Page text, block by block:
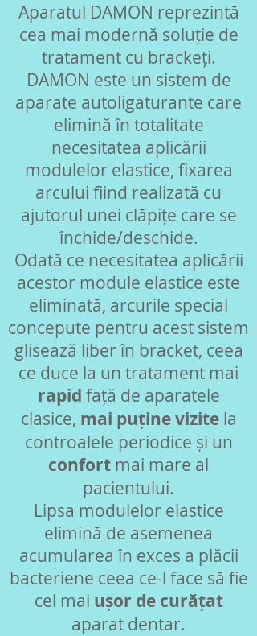
Aparatul DAMON reprezintă
cea mai modernă soluție de
tratament cu brackeți.
DAMON este un sistem de
aparate autoligaturante care
elimină în totalitate
necesitatea aplicării
modulelor elastice, fixarea
arcului fiind realizată cu
ajutorul unei clăpițe care se
închide/deschide.
Odată ce necesitatea aplicării
acestor module elastice este
eliminată, arcurile special
concepute pentru acest sistem
glisează liber în bracket, ceea
ce duce la un tratament mai
rapid față de aparatele
clasice, mai puține vizitela
controalele periodice și un
confort mai mare al
pacientului.
Lipsa modulelor elastice
elimină de asemenea
acumularea în exces a plăcii
bacteriene ceea ce-l face să fie
cel mai ușor de curățat
aparat dentar.